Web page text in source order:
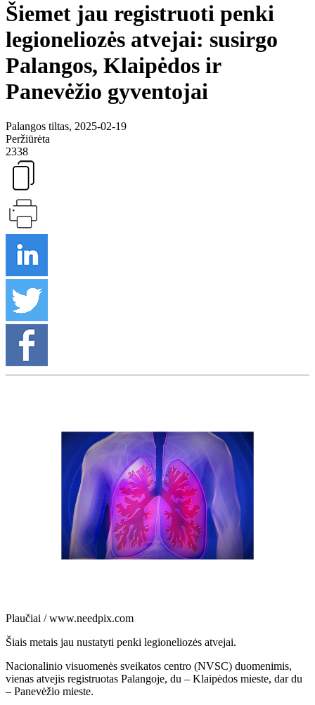
Šiemet jau registruoti penki
legioneliozės atvejai: susirgo
Palangos, Klaipėdos ir
Panevėžio gyventojai
Palangos tiltas, 2025-02-19
Peržiūrėta
2338
Plaučiai / www.needpix.com
Šiais metais jau nustatyti penki legioneliozės atvejai.
Nacionalinio visuomenės sveikatos centro (NVSC) duomenimis,
vienas atvejis registruotas Palangoje, du – Klaipėdos mieste, dar du
– Panevėžio mieste.